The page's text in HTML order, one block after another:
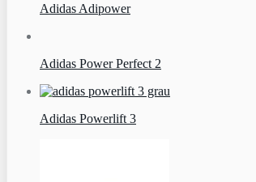
Adidas Adipower
Adidas Power Perfect 2
Adidas Powerlift 3